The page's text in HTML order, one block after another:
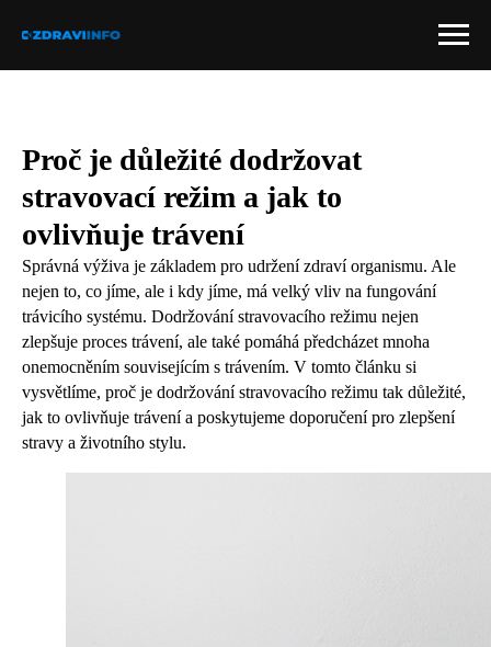
Proč je důležité dodržovat
stravovací režim a jak to
ovlivňuje trávení
Správná výživa je základem pro udržení zdraví organismu. Ale
nejen to, co jíme, ale i kdy jíme, má velký vliv na fungování
trávicího systému. Dodržování stravovacího režimu nejen
zlepšuje proces trávení, ale také pomáhá předcházet mnoha
onemocněním souvisejícím s trávením. V tomto článku si
vysvětlíme, proč je dodržování stravovacího režimu tak důležité,
jak to ovlivňuje trávení a poskytujeme doporučení pro zlepšení
stravy a životního stylu.